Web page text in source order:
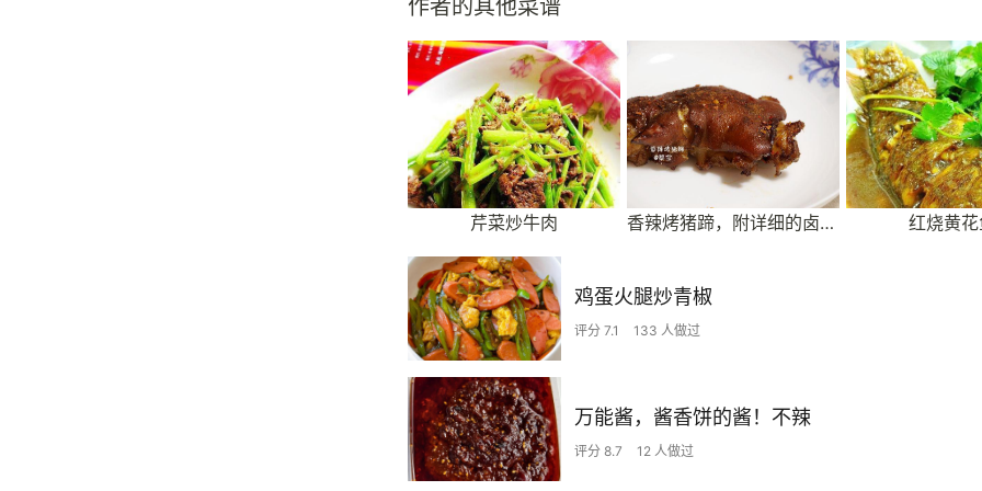
作者的其他菜谱
芹菜炒牛肉 香辣烤猪蹄，附详细的卤水方法 红烧黄
鸡蛋火腿炒青椒
评分 7.1 133 人做过
万能酱，酱香饼的酱！不辣
评分 8.7 12 人做过